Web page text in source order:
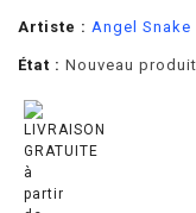
Artiste : Angel Snake
État : Nouveau produit